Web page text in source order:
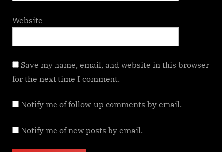
Website
Save my name, email, and website in this browser
for the next time I comment.
Notify me of follow-up comments by email.
Notify me of new posts by email.